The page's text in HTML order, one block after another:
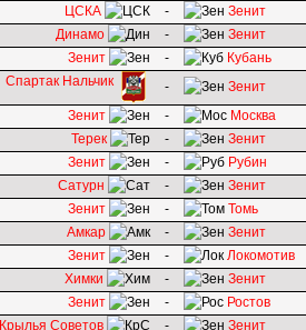
ЦСКА - Зенит
Динамо - Зенит
Зенит - Кубань
Спартак Нальчик - Зенит
Зенит - Москва
Терек - Зенит
Зенит - Рубин
Сатурн - Зенит
Зенит - Томь
Амкар - Зенит
Зенит - Локомотив
Химки - Зенит
Зенит - Ростов
Крылья Советов - Зенит